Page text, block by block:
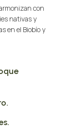
con
nativas y
en el Biobío y